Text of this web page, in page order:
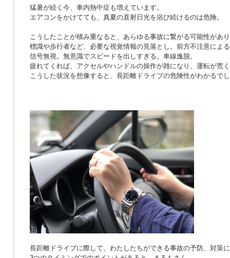
猛暑が続く今、車内熱中症も増えています。
エアコンをかけてても、真夏の直射日光を浴び続けるのは危険。
こうしたことが積み重なると、あらゆる事故に繋がる可能性があ
標識や歩行者など、必要な視覚情報の見落とし。前方不注意によ
信号無視。無意識でスピードを出しすぎる。車線逸脱。
疲れてくれば、アクセルやハンドルの操作が雑になり、運転が荒
こうした状況を想像すると、長距離ドライブの危険性がわかるで
長距離ドライブに際して、わたしたちができる事故の予防、対策